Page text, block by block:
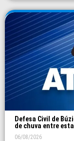
Defesa Civil de
de chuva entre
06/08/2026